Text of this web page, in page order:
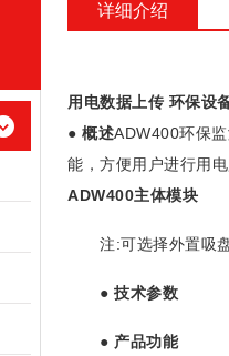
详细介绍
用电数据上传 环保设
● 概述ADW400环保
能，方便用户进行用
ADW400主体模块
注:可选择外置吸盘
● 技术参数
● 产品功能